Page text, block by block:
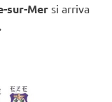
sur-Mer si arriva